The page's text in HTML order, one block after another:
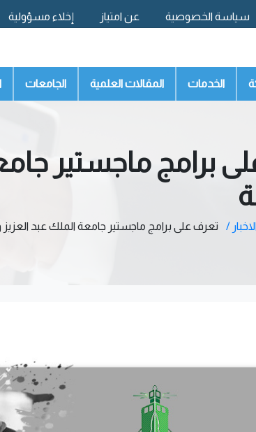
سياسة الخصوصية عن امتياز
إخلاء مسؤولية
الخدمات المقالات العلمية الجامعات
برامج ماجستير
/ تعرف على برامج ماجستير جامعة الملك عبد